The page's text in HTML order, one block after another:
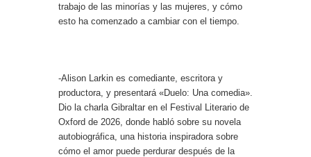
trabajo de las minorías y las mujeres, y cómo
esto ha comenzado a cambiar con el tiempo.
-Alison Larkin es comediante, escritora y
productora, y presentará «Duelo: Una comedia».
Dio la charla Gibraltar en el Festival Literario de
Oxford de 2026, donde habló sobre su novela
autobiográfica, una historia inspiradora sobre
cómo el amor puede perdurar después de la